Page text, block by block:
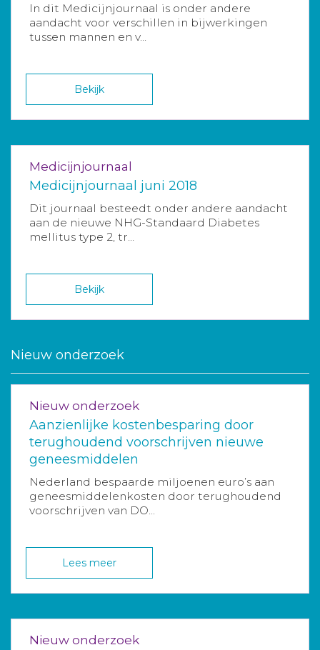
In dit Medicijnjournaal is onder andere
aandacht voor verschillen in bijwerkingen
tussen mannen en v...
Bekijk
Medicijnjournaal
Medicijnjournaal juni 2018
Dit journaal besteedt onder andere aandacht
aan de nieuwe NHG-Standaard Diabetes
mellitus type 2, tr...
Bekijk
Nieuw onderzoek
Nieuw onderzoek
Aanzienlijke kostenbesparing door
terughoudend voorschrijven nieuwe
geneesmiddelen
Nederland bespaarde miljoenen euro’s aan
geneesmiddelenkosten door terughoudend
voorschrijven van DO...
Lees meer
Nieuw onderzoek